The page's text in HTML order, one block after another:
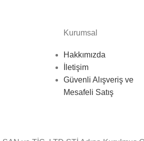
Kurumsal
Hakkımızda
İletişim
Güvenli Alışveriş ve
Mesafeli Satış